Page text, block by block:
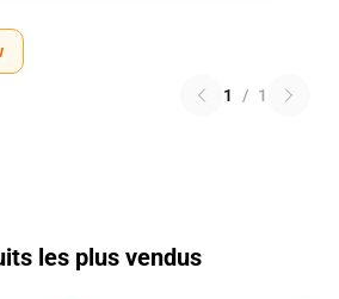
1 / 1
les plus vendus